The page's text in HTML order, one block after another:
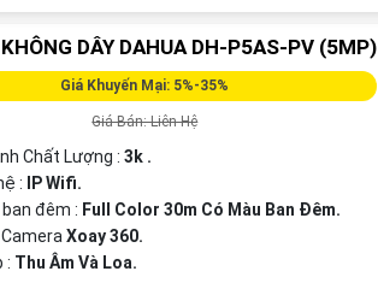
DÂY DAHUA DH-P5AS-PV (5MP)
Giá Khuyến Mại: 5%-35%
Giá Bán: Liên Hệ
Chất Lượng :3k .
:
IP Wifi.
đêm : Full Color 30m Có Màu Ban Ðêm.
CameraXoay 360.
: Thu Âm Và Loa.